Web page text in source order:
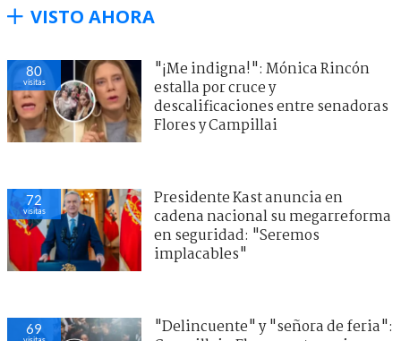
VISTO AHORA
80
visitas
"¡Me indigna!": Mónica Rincón
estalla por cruce y
descalificaciones entre senadoras
Flores y Campillai
72
visitas
Presidente Kast anuncia en
cadena nacional su megarreforma
en seguridad: "Seremos
implacables"
69
"Delincuente" y "señora de feria":